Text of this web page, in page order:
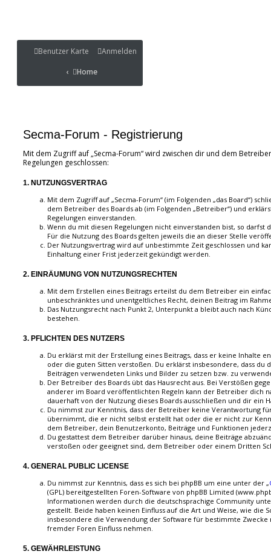
Benutzer Karte Anmelden
PortalHome
Benutzer Karte
Home
Secma-Forum - Registrierung
Mit dem Zugriff auf „Secma-Forum“ wird zwischen dir und dem
Regelungen geschlossen:
1. NUTZUNGSVERTRAG
Mit dem Zugriff auf „Secma-Forum“ (im Folgenden „das Board“)
dem Betreiber des Boards ab (im Folgenden „Betreiber“) und
Regelungen einverstanden.
Wenn du mit diesen Regelungen nicht einverstanden bist, so darfst
Für die Nutzung des Boards gelten jeweils die an dieser Stelle
Der Nutzungsvertrag wird auf unbestimmte Zeit geschlossen und
Einhaltung einer Frist jederzeit gekündigt werden.
2. EINRÄUMUNG VON NUTZUNGSRECHTEN
Mit dem Erstellen eines Beitrags erteilst du dem Betreiber ein
unbeschränktes und unentgeltliches Recht, deinen Beitrag im
Das Nutzungsrecht nach Punkt 2, Unterpunkt a bleibt auch nach
bestehen.
3. PFLICHTEN DES NUTZERS
Du erklärst mit der Erstellung eines Beitrags, dass er keine Inhalte
oder die guten Sitten verstoßen. Du erklärst insbesondere, dass du
Beiträgen verwendeten Links und Bilder zu setzen bzw. zu
Der Betreiber des Boards übt das Hausrecht aus. Bei Verstößen
anderer im Board veröffentlichten Regeln kann der Betreiber dich
dauerhaft von der Nutzung dieses Boards ausschließen und dir ein
Du nimmst zur Kenntnis, dass der Betreiber keine Verantwortung
übernimmt, die er nicht selbst erstellt hat oder die er nicht zur
dem Betreiber, dein Benutzerkonto, Beiträge und Funktionen
Du gestattest dem Betreiber darüber hinaus, deine Beiträge
verstoßen oder geeignet sind, dem Betreiber oder einem Dritten
4. GENERAL PUBLIC LICENSE
Du nimmst zur Kenntnis, dass es sich bei phpBB um eine unter der „
(GPL) bereitgestellten Foren-Software von phpBB Limited
Informationen werden durch die deutschsprachige Community
gestellt. Beide haben keinen Einfluss auf die Art und Weise, wie die
insbesondere die Verwendung der Software für bestimmte
fremder Foren Einfluss nehmen.
5. GEWÄHRLEISTUNG